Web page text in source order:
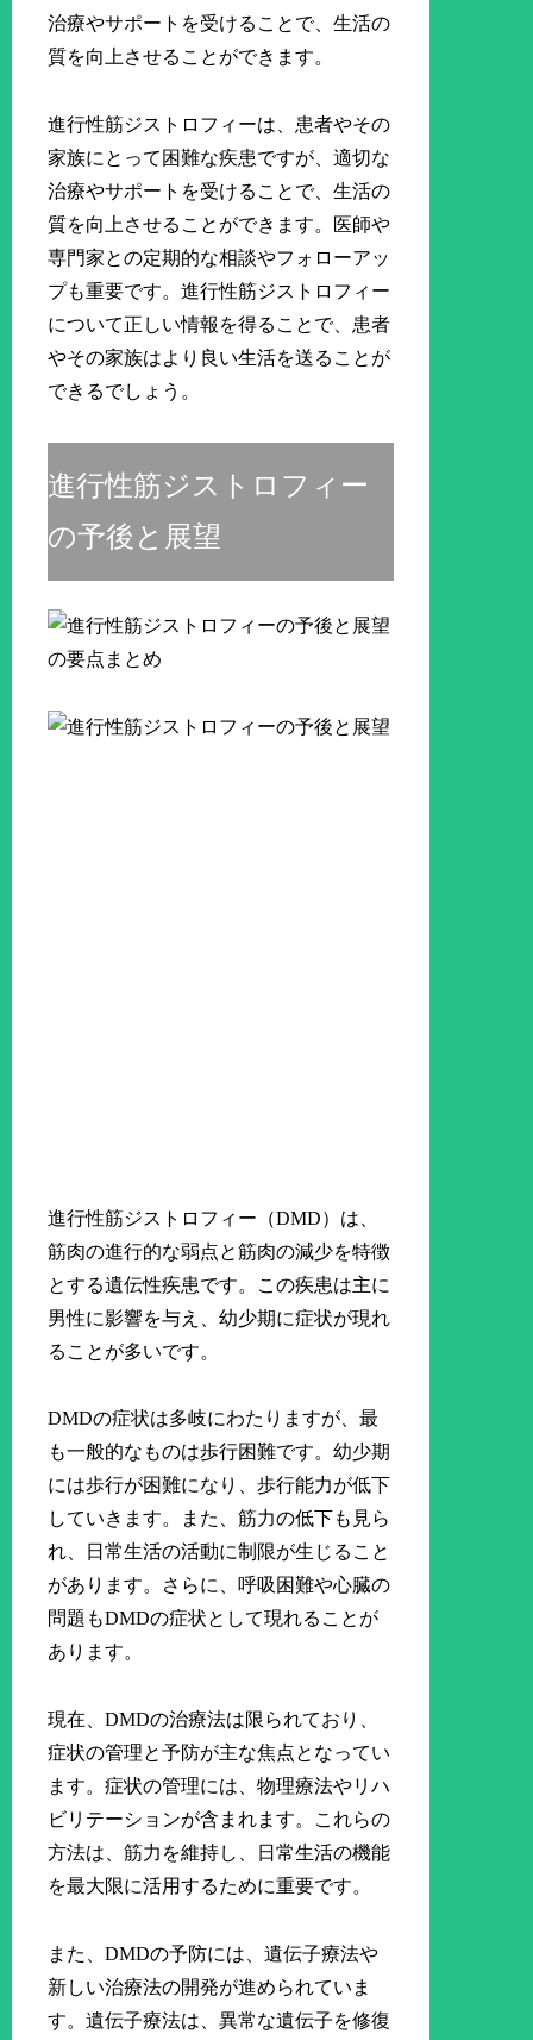
治療やサポートを受けることで、生活の
質を向上させることができます。
進行性筋ジストロフィーは、患者やその
家族にとって困難な疾患ですが、適切な
治療やサポートを受けることで、生活の
質を向上させることができます。医師や
専門家との定期的な相談やフォローアッ
プも重要です。進行性筋ジストロフィー
について正しい情報を得ることで、患者
やその家族はより良い生活を送ることが
できるでしょう。
進行性筋ジストロフィー
の予後と展望
進行性筋ジストロフィー（DMD）は、
筋肉の進行的な弱点と筋肉の減少を特徴
とする遺伝性疾患です。この疾患は主に
男性に影響を与え、幼少期に症状が現れ
ることが多いです。
DMDの症状は多岐にわたりますが、最
も一般的なものは歩行困難です。幼少期
には歩行が困難になり、歩行能力が低下
していきます。また、筋力の低下も見ら
れ、日常生活の活動に制限が生じること
があります。さらに、呼吸困難や心臓の
問題もDMDの症状として現れることが
あります。
現在、DMDの治療法は限られており、
症状の管理と予防が主な焦点となってい
ます。症状の管理には、物理療法やリハ
ビリテーションが含まれます。これらの
方法は、筋力を維持し、日常生活の機能
を最大限に活用するために重要です。
また、DMDの予防には、遺伝子療法や
新しい治療法の開発が進められていま
す。遺伝子療法は、異常な遺伝子を修復